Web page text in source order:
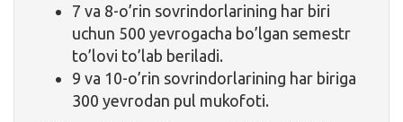
7 va 8-o’rin sovrindorlarining har biri
uchun 500 yevrogacha bo’lgan semestr
to’lovi to’lab beriladi.
9 va 10-o’rin sovrindorlarining har biriga
300 yevrodan pul mukofoti.